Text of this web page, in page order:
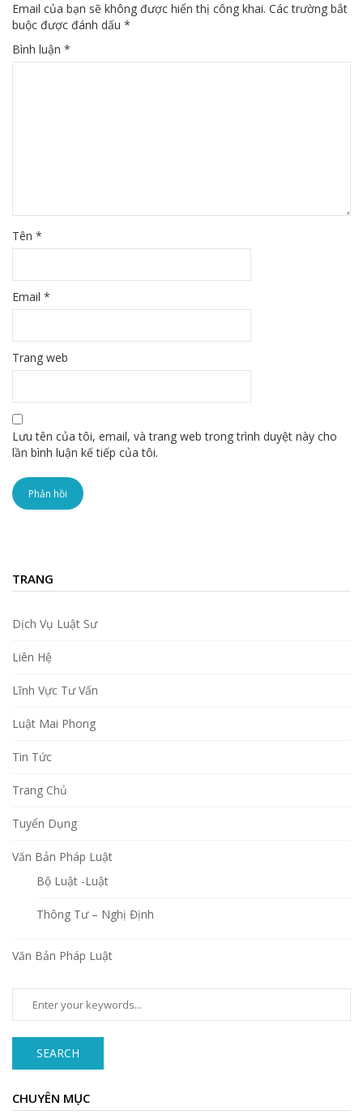
Email của bạn sẽ không được hiển thị công khai. Các trường bắt
buộc được đánh dấu *
Bình luận *
Tên *
Email *
Trang web
Lưu tên của tôi, email, và trang web trong trình duyệt này cho
lần bình luận kế tiếp của tôi.
TRANG
Dịch Vụ Luật Sư
Liên Hệ
Lĩnh Vực Tư Vấn
Luật Mai Phong
Tin Tức
Trang Chủ
Tuyển Dụng
Văn Bản Pháp Luật
Bộ Luật -Luật
Thông Tư – Nghị Định
Văn Bản Pháp Luật
SEARCH
CHUYÊN MỤC